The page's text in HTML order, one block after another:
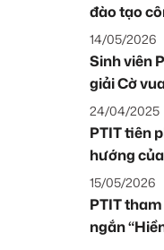
đào tạo
nhân lực
sáng tạo
14/05/2026
Sinh viên
giải Cờ
24/04/2025
PTIT tiên
hướng
15/05/2026
PTIT
ngắn